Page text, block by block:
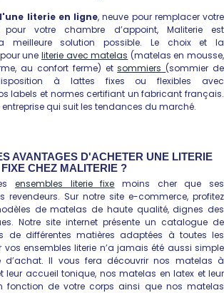
literie en ligne, neuve pour remplacer votre
votre chambre d’appoint, Maliterie est
meilleure solution possible. Le choix et la
une literie avecmatelas (matelas en mousse,
au confort ferme) etsommiers (sommier de
à lattes fixes ou flexibles avec
labels et normes certifiant un fabricant français.
qui suit les tendances du marché.
AVANTAGES D'ACHETER UNE LITERIE
FIXE CHEZ MALITERIE ?
ensembles literie fixe moins cher que ses
revendeurs. Sur notre site e-commerce, profitez
de matelas de haute qualité, dignes des
Notre site internet présente un catalogue de
de différentes matières adaptées à toutes les
vos ensembles literie n’a jamais été aussi simple
Il vous fera découvrir nos matelas à
leur accueil tonique, nos matelas en latex et leur
fonction de votre corps ainsi que nos matelas